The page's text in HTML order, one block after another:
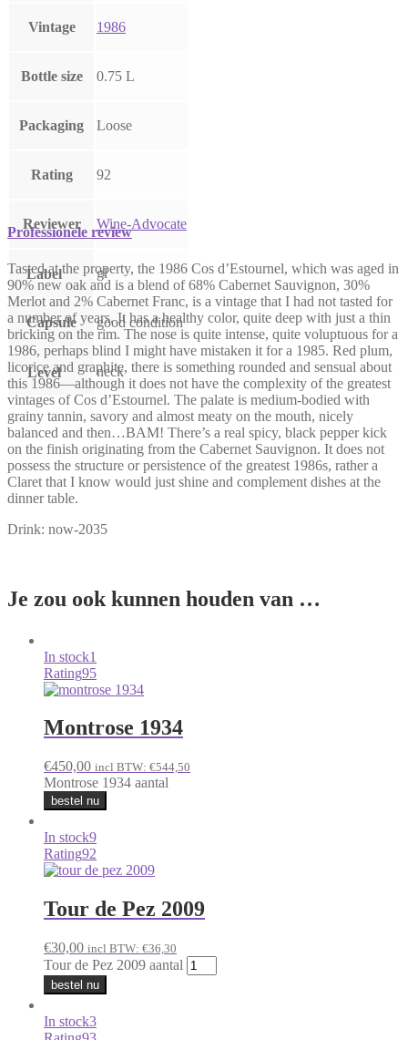
Vintage 1986
Bottle size 0.75 L
Packaging Loose
Rating 92
Reviewer Wine-Advocate
Label gl
Capsule good condition
Level neck
Professionele review
Tasted at the property, the 1986 Cos d’Estournel, which was aged in
90% new oak and is a blend of 68% Cabernet Sauvignon, 30%
Merlot and 2% Cabernet Franc, is a vintage that I had not tasted for
a number of years. It has a healthy color, quite deep with just a thin
bricking on the rim. The nose is quite intense, quite voluptuous for a
1986, perhaps blind I might have mistaken it for a 1985. Red plum,
licorice and graphite, there is something rounded and sensual about
this 1986—although it does not have the complexity of the greatest
vintages of Cos d’Estournel. The palate is medium-bodied with
grainy tannin, savory and almost meaty on the mouth, nicely
balanced and then…BAM! There’s a real spicy, black pepper kick
on the finish originating from the Cabernet Sauvignon. It does not
possess the structure or persistence of the greatest 1986s, rather a
Claret that I know would just shine and complement dishes at the
dinner table.
Drink: now-2035
Je zou ook kunnen houden van …
In stock1
Rating95
Montrose 1934
€450,00 incl BTW: €544,50
Montrose 1934 aantal
bestel nu
In stock9
Rating92
Tour de Pez 2009
€30,00 incl BTW: €36,30
Tour de Pez 2009 aantal
bestel nu
In stock3